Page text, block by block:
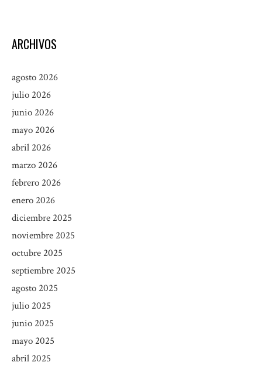
ARCHIVOS
agosto 2026
julio 2026
junio 2026
mayo 2026
abril 2026
marzo 2026
febrero 2026
enero 2026
diciembre 2025
noviembre 2025
octubre 2025
septiembre 2025
agosto 2025
julio 2025
junio 2025
mayo 2025
abril 2025